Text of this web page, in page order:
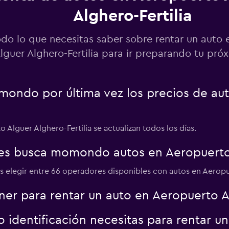
Ver precios
Alghero-Fertilia
lo que necesitas saber sobre rentar un auto
Alghero-Fertilia para ir preparando tu
por última vez los precios de
Alguer Alghero-Fertilia se actualizan todos los días.
busca momondo autos en
elegir entre 66 operadores disponibles con autos en
para rentar un auto en Aeropuerto
identificación necesitas para rentar